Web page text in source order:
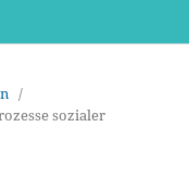
/
sozialer